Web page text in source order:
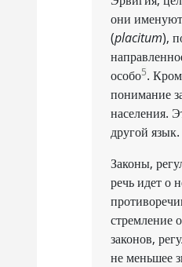
они
(placitum),
особо5.
понимание
населения.
другой язык.
Законы,
речь идет о
стремление
законов,
не меньшее